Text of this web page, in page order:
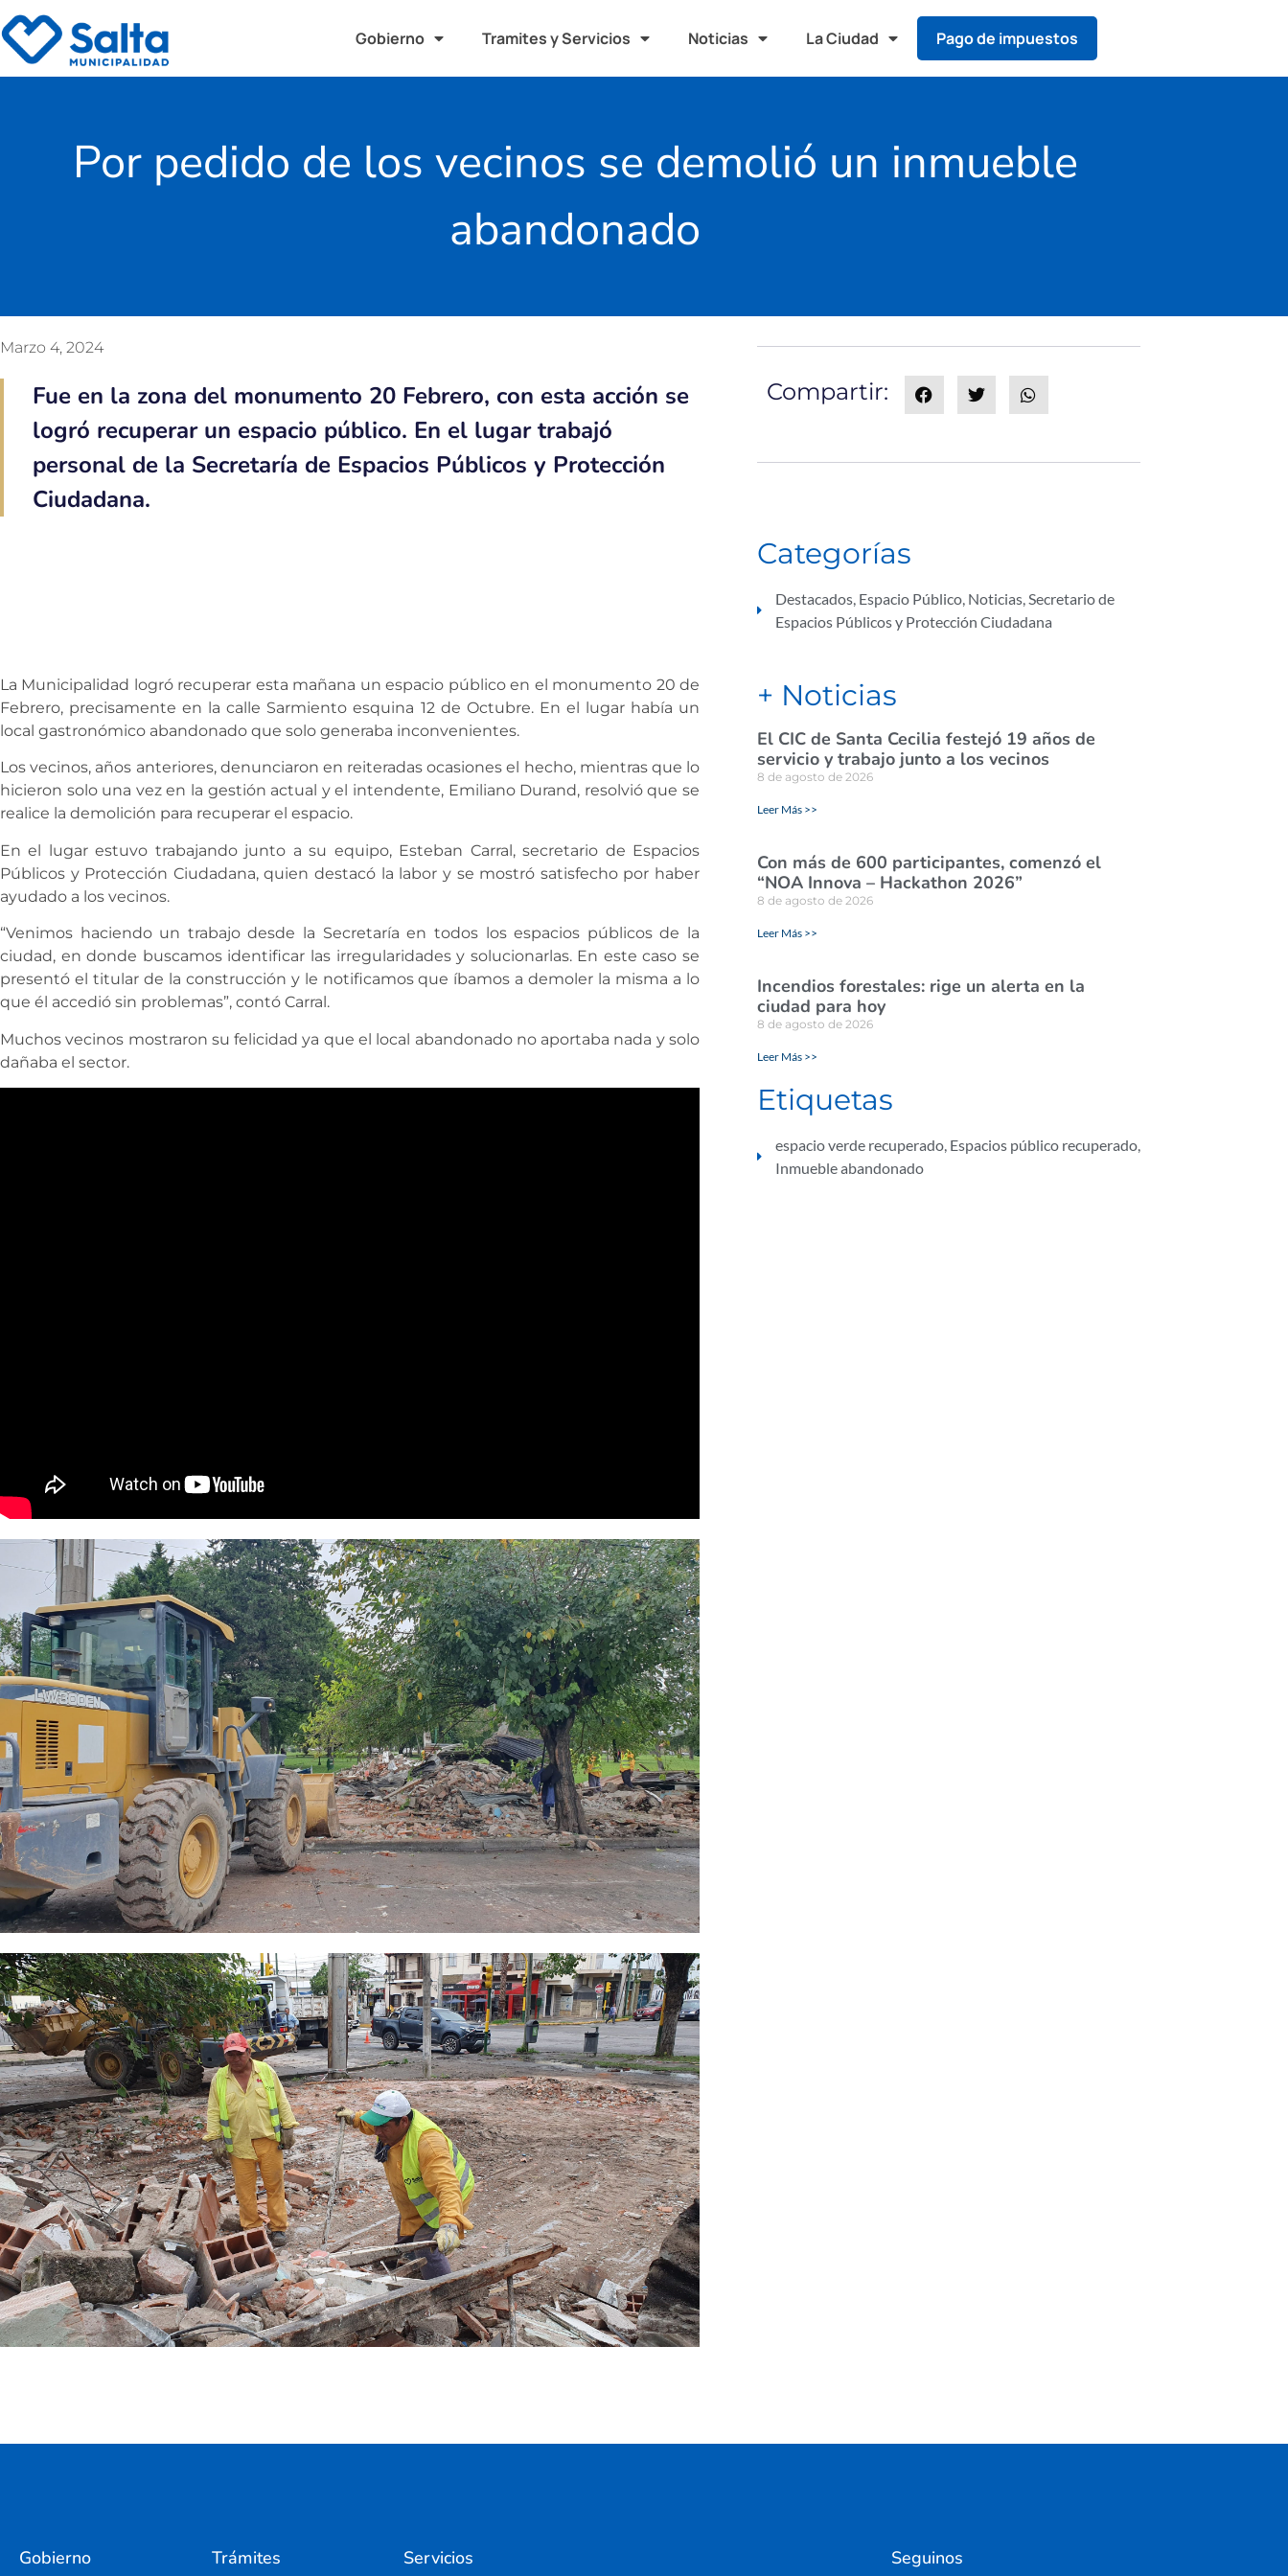
Gobierno Tramites y Servicios Noticias La Ciudad Pago de impuestos
Por pedido de los vecinos se demolió un inmueble
abandonado
Marzo 4, 2024
Fue en la zona del monumento 20 Febrero, con esta acción se
logró recuperar un espacio público. En el lugar trabajó
personal de la Secretaría de Espacios Públicos y Protección
Ciudadana.
La Municipalidad logró recuperar esta mañana un espacio público en el monumento 20 de
Febrero, precisamente en la calle Sarmiento esquina 12 de Octubre. En el lugar había un
local gastronómico abandonado que solo generaba inconvenientes.
Los vecinos, años anteriores, denunciaron en reiteradas ocasiones el hecho, mientras que lo
hicieron solo una vez en la gestión actual y el intendente, Emiliano Durand, resolvió que se
realice la demolición para recuperar el espacio.
En el lugar estuvo trabajando junto a su equipo, Esteban Carral, secretario de Espacios
Públicos y Protección Ciudadana, quien destacó la labor y se mostró satisfecho por haber
ayudado a los vecinos.
“Venimos haciendo un trabajo desde la Secretaría en todos los espacios públicos de la
ciudad, en donde buscamos identificar las irregularidades y solucionarlas. En este caso se
presentó el titular de la construcción y le notificamos que íbamos a demoler la misma a lo
que él accedió sin problemas”, contó Carral.
Muchos vecinos mostraron su felicidad ya que el local abandonado no aportaba nada y solo
dañaba el sector.
Compartir:
Categorías
Destacados, Espacio Público, Noticias,Secretario de
Espacios Públicos y Protección Ciudadana
+ Noticias
El CIC de Santa Cecilia festejó 19 años de
servicio y trabajo junto a los vecinos
8 de agosto de 2026
Leer Más >>
Con más de 600 participantes, comenzó el
“NOA Innova – Hackathon 2026”
8 de agosto de 2026
Leer Más >>
Incendios forestales: rige un alerta en la
ciudad para hoy
8 de agosto de 2026
Leer Más >>
Etiquetas
espacio verde recuperado, Espacios público recuperado,
Inmueble abandonado
Gobierno Trámites Servicios Seguinos